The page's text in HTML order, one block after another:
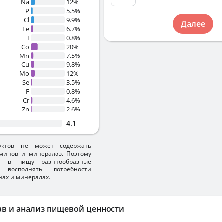
и анализ пищевой ценности
Na
12%
P
5.5%
Cl
9.9%
Fe
6.7%
I
0.8%
Co
20%
Mn
7.5%
Cu
9.8%
Mo
12%
Se
3.5%
F
0.8%
Cr
4.6%
Zn
2.6%
4.1
не может содержать
и минералов. Поэтому
в пищу разннообразные
потребности
и минералах.
Далее